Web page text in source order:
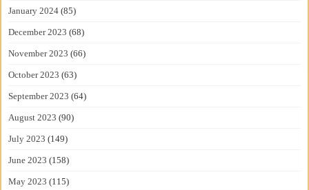
January 2024 (85)
December 2023 (68)
November 2023 (66)
October 2023 (63)
September 2023 (64)
August 2023 (90)
July 2023 (149)
June 2023 (158)
May 2023 (115)